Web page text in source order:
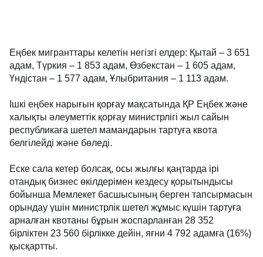
Еңбек мигранттары келетін негізгі елдер: Қытай – 3 651
адам, Түркия – 1 853 адам, Өзбекстан – 1 605 адам,
Үндістан – 1 577 адам, Ұлыбритания – 1 113 адам.
Ішкі еңбек нарығын қорғау мақсатында ҚР Еңбек және
халықты әлеуметтік қорғау министрлігі жыл сайын
республикаға шетел мамандарын тартуға квота
белгілейді және бөледі.
Еске сала кетер болсақ, осы жылғы қаңтарда ірі
отандық бизнес өкілдерімен кездесу қорытындысы
бойынша Мемлекет басшысының берген тапсырмасын
орындау үшін министрлік шетел жұмыс күшін тартуға
арналған квотаны бұрын жоспарланған 28 352
бірліктен 23 560 бірлікке дейін, яғни 4 792 адамға (16%)
қысқартты.